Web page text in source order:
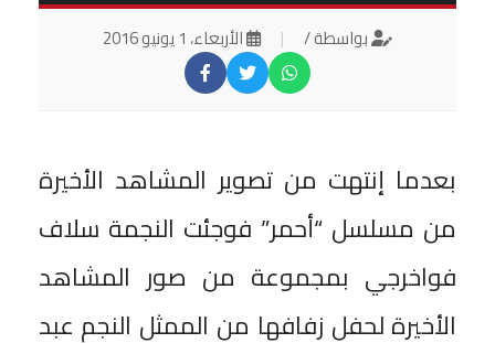
بواسطة / | الأربعاء، 1 يونيو 2016
بعدما إنتهت من تصوير المشاهد الأخيرة
من مسلسل “أحمر” فوجئت النجمة سلاف
فواخرجي بمجموعة من صور المشاهد
الأخيرة لحفل زفافها من الممثل النجم عبد